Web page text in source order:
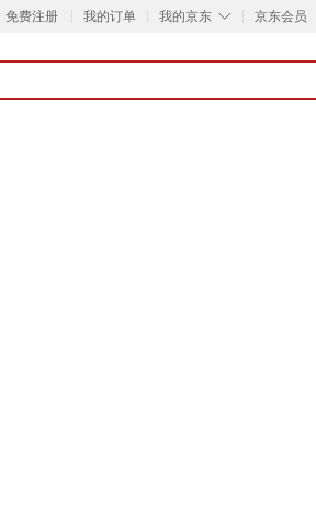
免费注册 我的订单 ◇
我的京东 京东会员